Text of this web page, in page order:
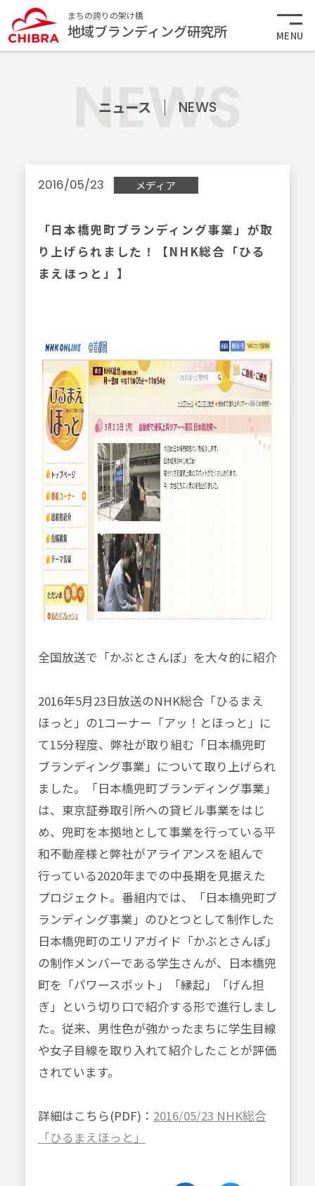
まちの誇りの架け橋
地域ブランディング研究所 MENU
ニュース NEWS
2016/05/23 メディア
「日本橋兜町ブランディング事業」が取
り上げられました！【NHK総合「ひる
まえほっと」】
全国放送で「かぶとさんぽ」を大々的に紹介
2016年5月23日放送のNHK総合「ひるまえ
ほっと」の1コーナー「アッ！とほっと」に
て15分程度、弊社が取り組む「日本橋兜町
ブランディング事業」について取り上げられ
ました。「日本橋兜町ブランディング事業」
は、東京証券取引所への貸ビル事業をはじ
め、兜町を本拠地として事業を行っている平
和不動産様と弊社がアライアンスを組んで
行っている2020年までの中長期を見据えた
プロジェクト。番組内では、「日本橋兜町ブ
ランディング事業」のひとつとして制作した
日本橋兜町のエリアガイド「かぶとさんぽ」
の制作メンバーである学生さんが、日本橋兜
町を「パワースポット」「縁起」「げん担
ぎ」という切り口で紹介する形で進行しまし
た。従来、男性色が強かったまちに学生目線
や女子目線を取り入れて紹介したことが評価
されています。
詳細はこちら(PDF)： 2016/05/23 NHK総合
「ひるまえほっと」